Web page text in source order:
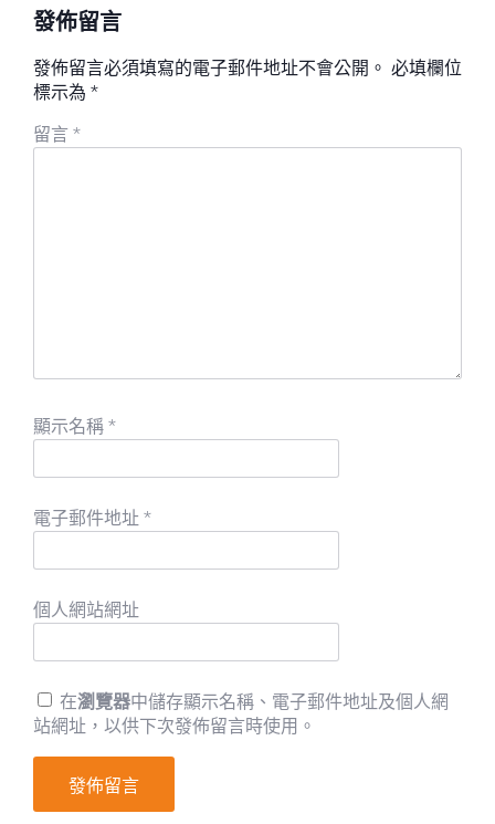
發佈留言
發佈留言必須填寫的電子郵件地址不會公開。 必填欄位
標示為 *
留言 *
顯示名稱 *
電子郵件地址 *
個人網站網址
在瀏覽器中儲存顯示名稱、電子郵件地址及個人網
站網址，以供下次發佈留言時使用。